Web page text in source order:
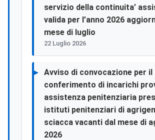
servizio della continuita’
valida per l’anno 2026
mese di luglio
22 Luglio 2026
Avviso di convocazione per il
conferimento di incarichi
assistenza penitenziaria
istituti penitenziari di
sciacca vacanti dal mese di
2026